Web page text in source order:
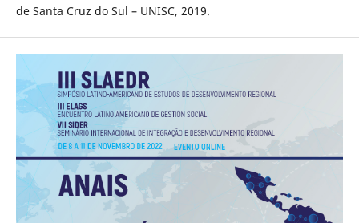
de Santa Cruz do Sul – UNISC, 2019.